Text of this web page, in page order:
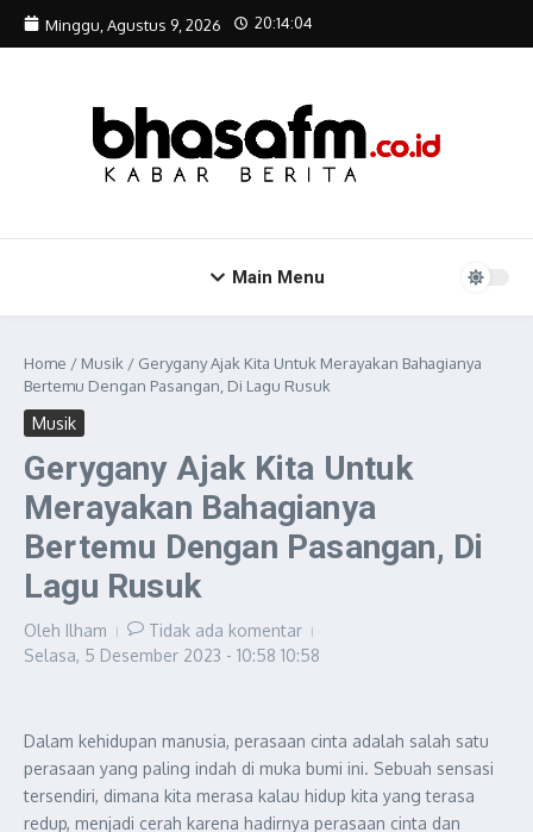
Lewati ke konten
Minggu, Agustus 9, 2026 20:14:04
Main Menu
Home / Musik / Gerygany Ajak Kita Untuk Merayakan Bahagianya
Bertemu Dengan Pasangan, Di Lagu Rusuk
Musik
Gerygany Ajak Kita Untuk
Merayakan Bahagianya
Bertemu Dengan Pasangan, Di
Lagu Rusuk
Oleh Ilham
Tidak ada komentar
Selasa, 5 Desember 2023 - 10:58 10:58
Dalam kehidupan manusia, perasaan cinta adalah salah satu
perasaan yang paling indah di muka bumi ini. Sebuah sensasi
tersendiri, dimana kita merasa kalau hidup kita yang terasa
redup, menjadi cerah karena hadirnya perasaan cinta dan